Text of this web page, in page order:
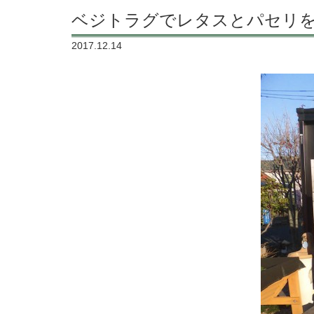
ベジトラグでレタスとパセリ
2017.12.14